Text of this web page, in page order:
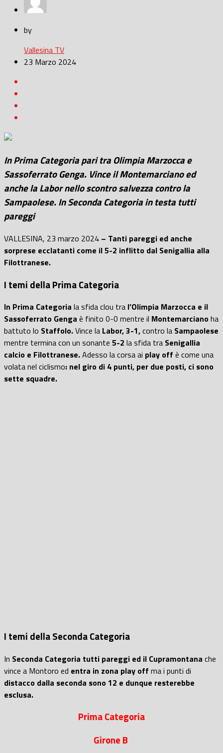
by
Vallesina TV
23 Marzo 2024
In Prima Categoria pari tra Olimpia Marzocca e
Sassoferrato Genga. Vince il Montemarciano ed
anche la Labor nello scontro salvezza contro la
Sampaolese. In Seconda Categoria in testa tutti
pareggi
VALLESINA, 23 marzo 2024 – Tanti pareggi ed anche
sorprese ecclatanti come il 5-2 inflitto dal Senigallia alla
Filottranese.
I temi della Prima Categoria
In Prima Categoria la sfida clou tra l’Olimpia Marzocca e il
Sassoferrato Genga è finito 0-0 mentre il Montemarcianoha
battuto lo Staffolo.Vince la Labor, 3-1,contro la Sampaolese
mentre termina con un sonante 5-2 la sfida tra Senigallia
calcio e Filottranese.Adesso la corsa ai play off è come una
volata nel ciclismo: nel giro di 4 punti, per due posti, ci sono
sette squadre.
I temi della Seconda Categoria
In Seconda Categoria tutti pareggi ed il Cupramontana che
vince a Montoro ed entra in zona play off ma i punti di
distacco dalla seconda sono 12 e dunque resterebbe
esclusa.
Prima Categoria
Girone B